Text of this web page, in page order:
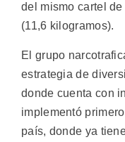
del mismo cartel
(11,6 kilogramos).
El grupo
estrategia de
donde cuenta con
implementó
país, donde ya